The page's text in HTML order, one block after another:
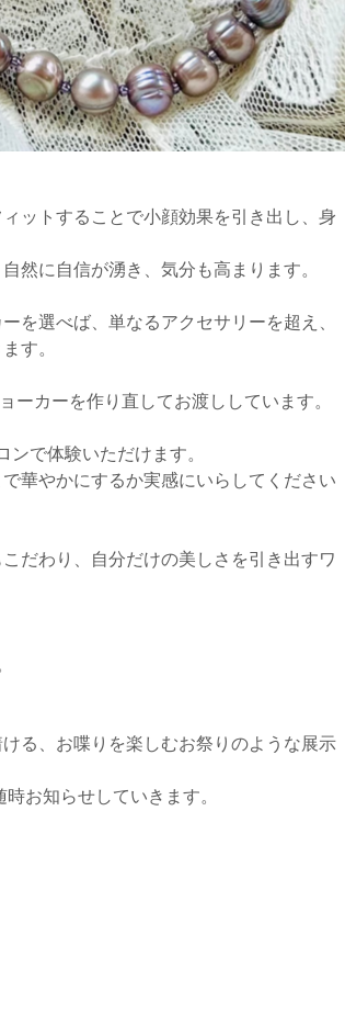
ットすることで小顔効果を引き出し、身
然に自信が湧き、気分も高まります。
を選べば、単なるアクセサリーを超え、
す。
ーカーを作り直してお渡ししています。
で体験いただけます。
華やかにするか実感にいらしてください
だわり、自分だけの美しさを引き出すワ
る、お喋りを楽しむお祭りのような展示
お知らせしていきます。